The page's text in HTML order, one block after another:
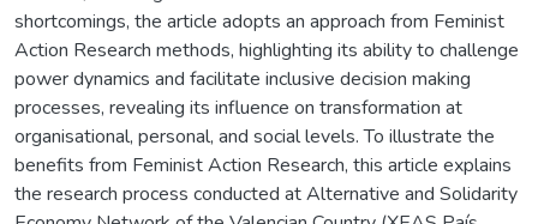
shortcomings, the article adopts an approach from Feminist
Action Research methods, highlighting its ability to challenge
power dynamics and facilitate inclusive decision making
processes, revealing its influence on transformation at
organisational, personal, and social levels. To illustrate the
benefits from Feminist Action Research, this article explains
the research process conducted at Alternative and Solidarity